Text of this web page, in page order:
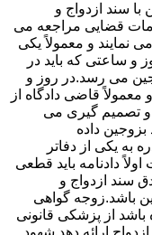
با سند ازدواج و
قضایی مراجعه می
نمایند و معمولاً یکی
و ساعتی که باید در
می رسد.در روز و
قاضی دادگاه از
و تصمیم گیری می
داده
به یکی از دفاتر
دادنامه باید قطعی
سند ازدواج و
باشد.زوجه گواهی
از پزشکی قانونی